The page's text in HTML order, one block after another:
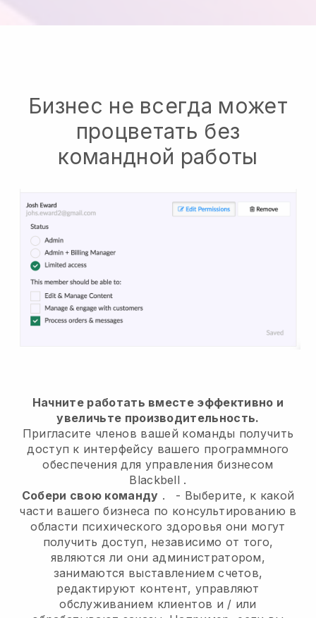
Бизнес не всегда может
процветать без
командной работы
Начните работать вместе эффективно и
увеличьте производительность.
Пригласите членов вашей команды получить
доступ к интерфейсу вашего программного
обеспечения для управления бизнесом
Blackbell .
Собери свою команду . - Выберите, к какой
части вашего бизнеса по консультированию в
области психического здоровья они могут
получить доступ, независимо от того,
являются ли они администратором,
занимаются выставлением счетов,
редактируют контент, управляют
обслуживанием клиентов и / или